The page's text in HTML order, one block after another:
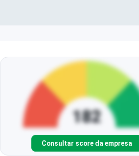
Consultar score da empresa